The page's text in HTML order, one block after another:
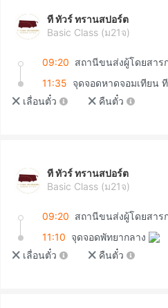
ที ทัวร์ ทรานสปอร์ต
Basic Class (ม21จ)
09:20 สถานีขนส่งผู้โดยสาร
11:35 จุดจอดหาดจอมเทียน
เลื่อนตั๋ว
คืนตั๋ว
ที ทัวร์ ทรานสปอร์ต
Basic Class (ม21จ)
09:20 สถานีขนส่งผู้โดยสาร
11:10 จุดจอดพัทยากลาง
เลื่อนตั๋ว
คืนตั๋ว